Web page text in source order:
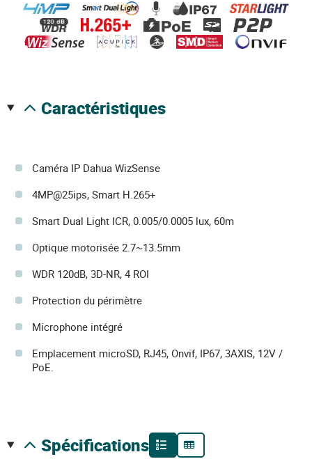
caractéristiques
Caméra IP Dahua WizSense
4MP@25ips, Smart H.265+
Smart Dual Light ICR, 0.005/0.0005 lux, 60m
Optique motorisée 2.7~13.5mm
WDR 120dB, 3D-NR, 4 ROI
Protection du périmètre
Microphone intégré
Emplacement microSD, RJ45, Onvif, IP67, 3AXIS, 12V /
PoE.
spécifications